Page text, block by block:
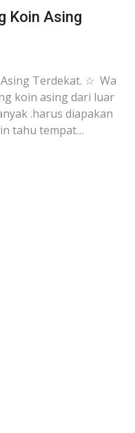
Koin Asing
Terdekat. ☆ Wa
koin asing dari luar
.harus diapakan
tahu tempat…